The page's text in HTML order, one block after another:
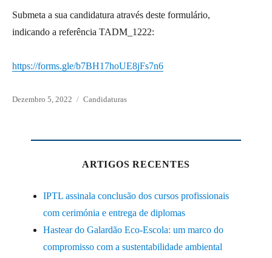
Submeta a sua candidatura através deste formulário,
indicando a referência TADM_1222:
https://forms.gle/b7BH17hoUE8jFs7n6
Posted
Dezembro 5, 2022 Categories
Candidaturas
ARTIGOS RECENTES
IPTL assinala conclusão dos cursos profissionais
com cerimónia e entrega de diplomas
Hastear do Galardão Eco-Escola: um marco do
compromisso com a sustentabilidade ambiental